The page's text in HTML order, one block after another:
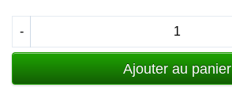
-
Ajouter au panier